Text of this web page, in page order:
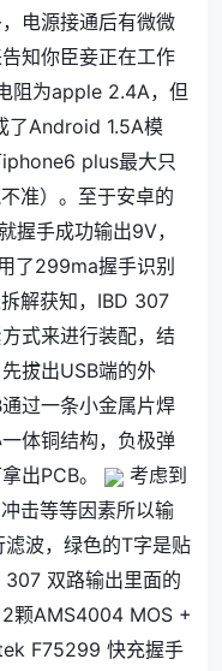
电源接通后有微微
知你臣妾正在工作
阻为apple 2.4A，但
了Android 1.5A模
plus最大只
准）。至于安卓的
握手成功输出9V，
了299ma握手识别
解获知，IBD 307
式来进行装配，结
拔出USB端的外
过一条小金属片焊
体铜结构，负极弹
出PCB。
考虑到
击等等因素所以输
波，绿色的T字是贴
307 双路输出里面的
颗AMS4004 MOS +
F75299 快充握手